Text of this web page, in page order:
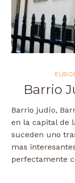
Barrio
Barrio judío,
en la capital de
suceden uno
mas
perfectamente